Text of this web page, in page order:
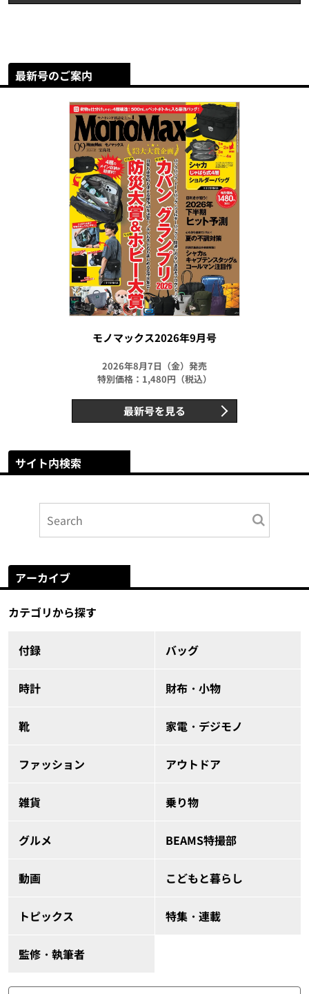
最新号のご案内
モノマックス2026年9月号
2026年8月7日（金）発売
特別価格：1,480円（税込）
最新号を見る
サイト内検索
アーカイブ
カテゴリから探す
付録 バッグ
時計 財布・小物
靴 家電・デジモノ
ファッション アウトドア
雑貨 乗り物
グルメ BEAMS特撮部
動画 こどもと暮らし
トピックス 特集・連載
監修・執筆者